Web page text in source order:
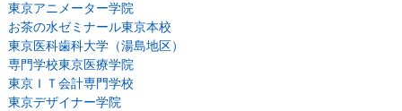
東京アニメーター学院
お茶の水ゼミナール東京本校
東京医科歯科大学（湯島地区）
専門学校東京医療学院
東京ＩＴ会計専門学校
東京デザイナー学院